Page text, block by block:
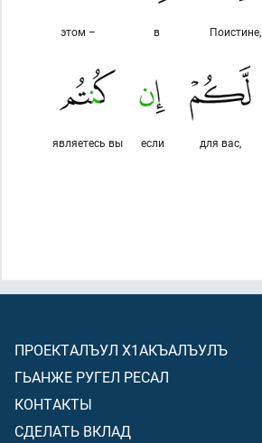
Поистине,
в
этом –
для вас,
если
являетесь вы
ПРОЕКТАЛЪУЛ Х1АКЪАЛЪУЛЪ
ГЬАНЖЕ РУГЕЛ РЕСАЛ
КОНТАКТЫ
СДЕЛАТЬ ВКЛАД